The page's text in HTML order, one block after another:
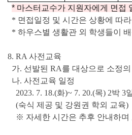
* 마스터교수가 지원자에게 면접
* 면접일정 및 시간은 상황에 따
* 하우스별 생활관 외 학생들이
8. RA 사전교육
가. 선발된 RA를 대상으로 소정의
나. 사전교육 일정
2023. 7. 18.(화)~ 7. 20.(목) 2박 3
(숙식 제공 및 강원권 학외 교육)
※ 자세한 시간은 추후 안내하며